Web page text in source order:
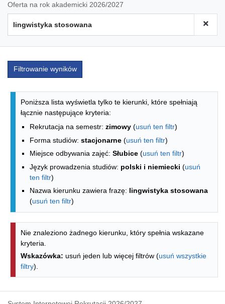
Oferta na rok akademicki 2026/2027
Filtrowanie wyników
Lista kierunków - indeks alfabetyczny
Poniższa lista wyświetla tylko te kierunki, które spełniają
łącznie następujące kryteria:
Rekrutacja na semestr: zimowy (usuń ten filtr)
Forma studiów: stacjonarne (usuń ten filtr)
Miejsce odbywania zajęć: Słubice (usuń ten filtr)
Język prowadzenia studiów: polski i niemiecki (usuń
ten filtr)
Nazwa kierunku zawiera frazę: lingwistyka stosowana
(usuń ten filtr)
Nie znaleziono żadnego kierunku, który spełnia wskazane
kryteria.
Wskazówka: usuń jeden lub więcej filtrów (usuń wszystkie
filtry).